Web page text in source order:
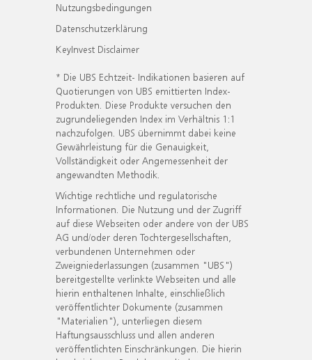
Nutzungsbedingungen
Datenschutzerklärung
KeyInvest Disclaimer
* Die UBS Echtzeit- Indikationen basieren auf
Quotierungen von UBS emittierten Index-
Produkten. Diese Produkte versuchen den
zugrundeliegenden Index im Verhältnis 1:1
nachzufolgen. UBS übernimmt dabei keine
Gewährleistung für die Genauigkeit,
Vollständigkeit oder Angemessenheit der
angewandten Methodik.
Wichtige rechtliche und regulatorische
Informationen. Die Nutzung und der Zugriff
auf diese Webseiten oder andere von der UBS
AG und/oder deren Tochtergesellschaften,
verbundenen Unternehmen oder
Zweigniederlassungen (zusammen "UBS")
bereitgestellte verlinkte Webseiten und alle
hierin enthaltenen Inhalte, einschließlich
veröffentlichter Dokumente (zusammen
"Materialien"), unterliegen diesem
Haftungsausschluss und allen anderen
veröffentlichten Einschränkungen. Die hierin